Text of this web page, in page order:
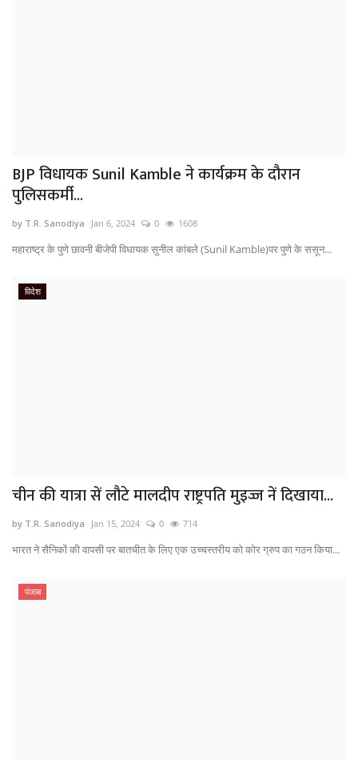
BJP विधायक Sunil Kamble ने कार्यक्रम के दौरान
पुलिसकर्मी...
by T.R. Sanodiya Jan 6, 2024 0 1608
महाराष्ट्र के पुणे छावनी बीजेपी विधायक सुनील कांबले (Sunil Kamble)पर पुणे के ससून...
विदेश
चीन की यात्रा सें लौटे मालदीप राष्ट्रपति मुइज्ज नें दिखाया...
by T.R. Sanodiya Jan 15, 2024 0 714
भारत ने सैनिकों की वापसी पर बातचीत के लिए एक उच्चस्तरीय को कोर ग्रुप का गठन किया...
पंजाब